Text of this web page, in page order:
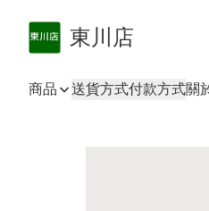
東川店
商品 送貨方式付款方式關